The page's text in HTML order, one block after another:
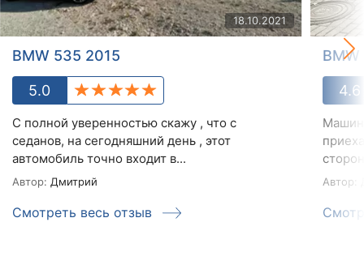
18.10.2021
BMW 535 2015
5.0
С полной уверенностью скажу , что с
седанов, на сегодняшний день , этот
автомобиль точно входит в...
Автор: Дмитрий
Смотреть весь отзыв
4.6
Автор: